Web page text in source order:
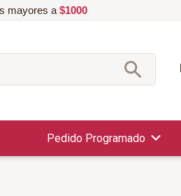
mayores a $1000
Pedido Programado